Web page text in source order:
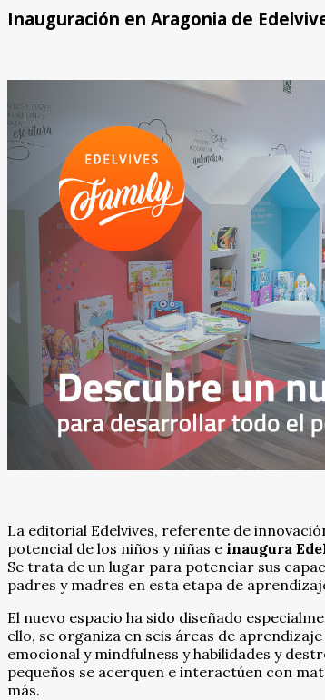
Inauguración en Aragonia de
La editorial Edelvives, referente de
potencial de los niños y niñas e inaugura
Se trata de un lugar para potenciar sus
padres y madres en esta etapa de
El nuevo espacio ha sido diseñado
ello, se organiza en seis áreas de
emocional y mindfulness y habilidades y
pequeños se acerquen e interactúen con
más.